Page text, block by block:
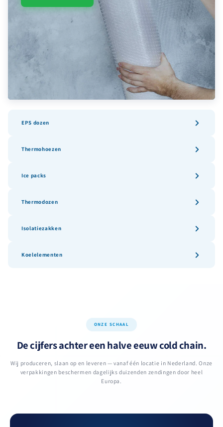
EPS dozen
Thermohoezen
Ice packs
Thermodozen
Isolatiezakken
Koelelementen
ONZE SCHAAL
De cijfers achter een halve eeuw cold chain.
Wij produceren, slaan op en leveren — vanaf één locatie in Nederland. Onze
verpakkingen beschermen dagelijks duizenden zendingen door heel
Europa.